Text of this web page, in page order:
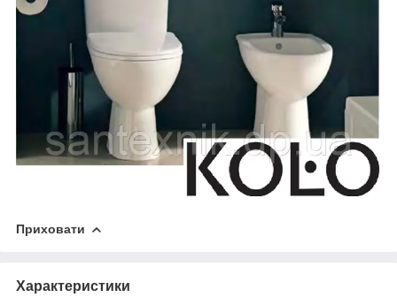
Приховати
Характеристики